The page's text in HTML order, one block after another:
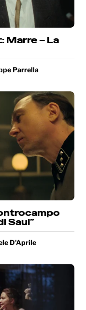
Marre – La
Parrella
Saul”
D'Aprile